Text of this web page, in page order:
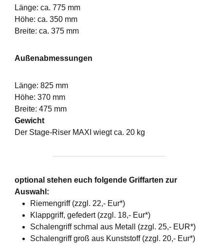
Länge: ca. 775 mm
Höhe: ca. 350 mm
Breite: ca. 375 mm
Außenabmessungen
Länge: 825 mm
Höhe: 370 mm
Breite: 475 mm
Gewicht
Der Stage-Riser MAXI wiegt ca. 20 kg
optional stehen euch folgende Griffarten zur
Auswahl:
Riemengriff (zzgl. 22,- Eur*)
Klappgriff, gefedert (zzgl. 18,- Eur*)
Schalengriff schmal aus Metall (zzgl. 25,- EUR*)
Schalengriff groß aus Kunststoff (zzgl. 20,- Eur*)